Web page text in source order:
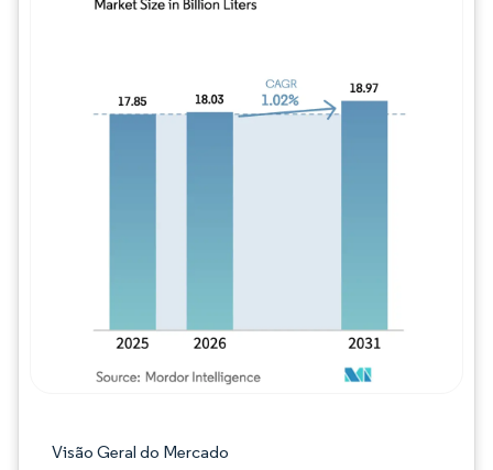
Visão Geral do Mercado